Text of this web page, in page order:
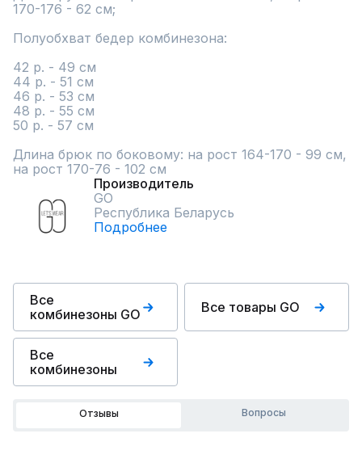
170-176 - 62 см;
Полуобхват бедер комбинезона:
42 р. - 49 см
44 р. - 51 см
46 р. - 53 см
48 р. - 55 см
50 р. - 57 см
Длина брюк по боковому: на рост 164-170 - 99 см,
на рост 170-76 - 102 см
Производитель
GO
Республика Беларусь
Подробнее
Все
комбинезоны GO
Все товары GO
Все
комбинезоны
Отзывы Вопросы